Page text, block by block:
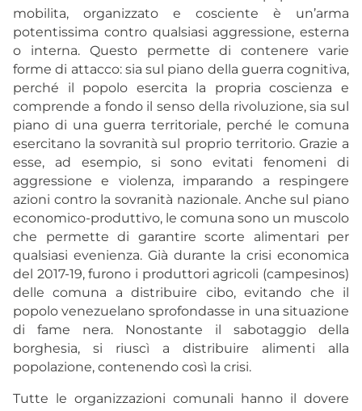
mobilita, organizzato e cosciente è un’arma
potentissima contro qualsiasi aggressione, esterna
o interna. Questo permette di contenere varie
forme di attacco: sia sul piano della guerra cognitiva,
perché il popolo esercita la propria coscienza e
comprende a fondo il senso della rivoluzione, sia sul
piano di una guerra territoriale, perché le comuna
esercitano la sovranità sul proprio territorio. Grazie a
esse, ad esempio, si sono evitati fenomeni di
aggressione e violenza, imparando a respingere
azioni contro la sovranità nazionale. Anche sul piano
economico-produttivo, le comuna sono un muscolo
che permette di garantire scorte alimentari per
qualsiasi evenienza. Già durante la crisi economica
del 2017-19, furono i produttori agricoli (campesinos)
delle comuna a distribuire cibo, evitando che il
popolo venezuelano sprofondasse in una situazione
di fame nera. Nonostante il sabotaggio della
borghesia, si riuscì a distribuire alimenti alla
popolazione, contenendo così la crisi.
Tutte le organizzazioni comunali hanno il dovere